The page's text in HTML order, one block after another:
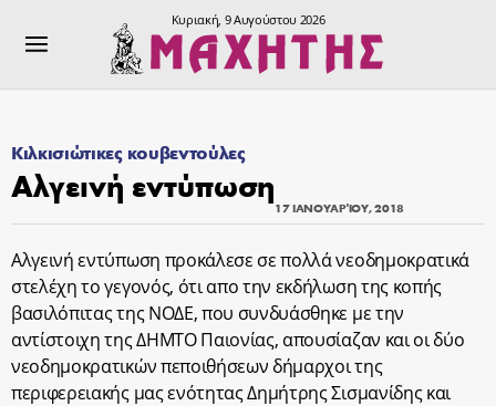
Κυριακή, 9 Αυγούστου 2026
Κιλκισιώτικες κουβεντούλες
Αλγεινή εντύπωση
17 ΙΑΝΟΥΑΡΊΟΥ, 2018
Αλγεινή εντύπωση προκάλεσε σε πολλά νεοδημοκρατικά
στελέχη το γεγονός, ότι απο την εκδήλωση της κοπής
βασιλόπιτας της ΝΟΔΕ, που συνδυάσθηκε με την
αντίστοιχη της ΔΗΜΤΟ Παιονίας, απουσίαζαν και οι δύο
νεοδημοκρατικών πεποιθήσεων δήμαρχοι της
περιφερειακής μας ενότητας Δημήτρης Σισμανίδης και